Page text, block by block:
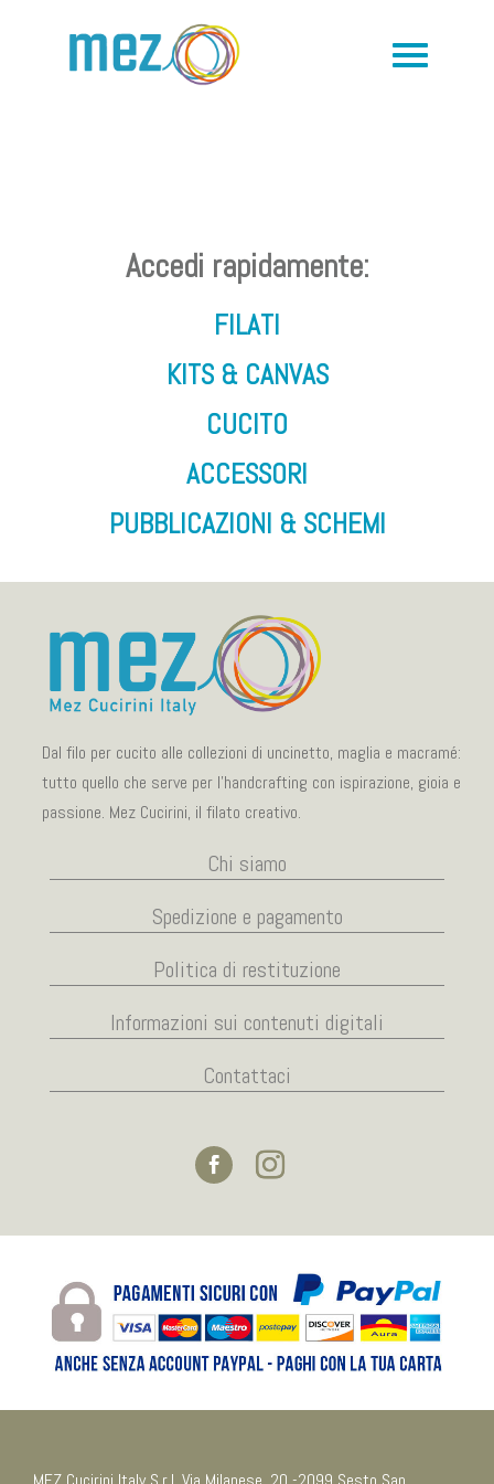
Accedi rapidamente:
FILATI
KITS & CANVAS
CUCITO
ACCESSORI
PUBBLICAZIONI & SCHEMI
Dal filo per cucito alle collezioni di uncinetto, maglia e macramé:
tutto quello che serve per l’handcrafting con ispirazione, gioia e
passione. Mez Cucirini, il filato creativo.
Chi siamo
Spedizione e pagamento
Politica di restituzione
Informazioni sui contenuti digitali
Contattaci